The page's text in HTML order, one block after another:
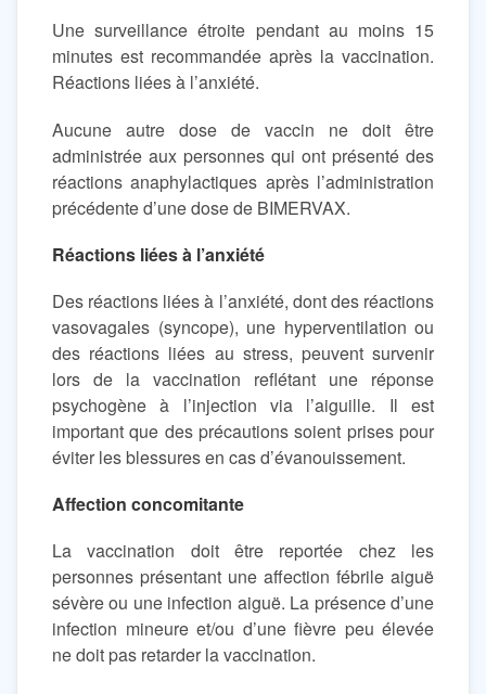
Une surveillance étroite pendant au moins 15
minutes est recommandée après la vaccination.
Réactions liées à l’anxiété.
Aucune autre dose de vaccin ne doit être
administrée aux personnes qui ont présenté des
réactions anaphylactiques après l’administration
précédente d’une dose de BIMERVAX.
Réactions liées à l’anxiété
Des réactions liées à l’anxiété, dont des réactions
vasovagales (syncope), une hyperventilation ou
des réactions liées au stress, peuvent survenir
lors de la vaccination reflétant une réponse
psychogène à l’injection via l’aiguille. Il est
important que des précautions soient prises pour
éviter les blessures en cas d’évanouissement.
Affection concomitante
La vaccination doit être reportée chez les
personnes présentant une affection fébrile aiguë
sévère ou une infection aiguë. La présence d’une
infection mineure et/ou d’une fièvre peu élevée
ne doit pas retarder la vaccination.